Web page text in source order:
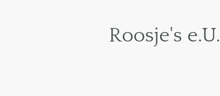
Roosje's e.U.